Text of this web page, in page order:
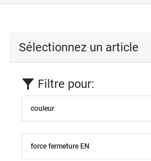
Sélectionnez un article
Filtre pour:
couleur
force fermeture EN